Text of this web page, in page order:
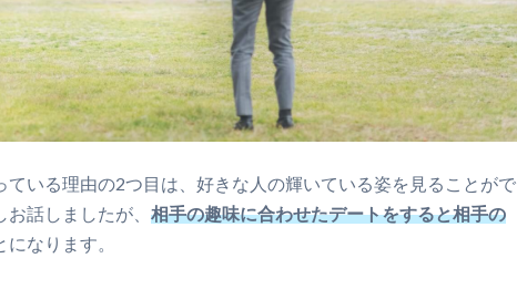
ている理由の2つ目は、好きな人の輝いている姿を見ることがで
話しましたが、 相手の趣味に合わせたデートをすると相手の
になります。